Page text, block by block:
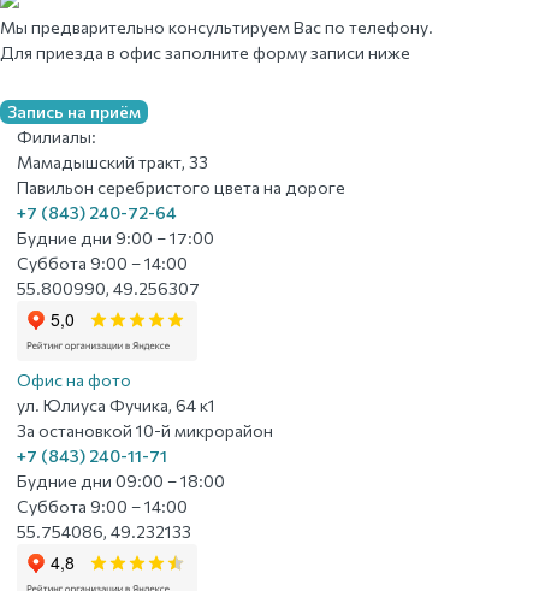
Мы предварительно консультируем Вас по телефону.
Для приезда в офис заполните форму записи ниже
Запись на приём
Филиалы:
Мамадышский тракт, 33
Павильон серебристого цвета на дороге
+7 (843) 240-72-64
Будние дни 9:00 – 17:00
Суббота 9:00 – 14:00
55.800990, 49.256307
Офис на фото
ул. Юлиуса Фучика, 64 к1
За остановкой 10-й микрорайон
+7 (843) 240-11-71
Будние дни 09:00 – 18:00
Суббота 9:00 – 14:00
55.754086, 49.232133